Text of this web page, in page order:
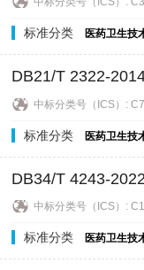
标准分类 医药卫生技
中标分类号（ICS）:
标准分类 医药卫生技
中标分类号（ICS）:
标准分类 医药卫生技